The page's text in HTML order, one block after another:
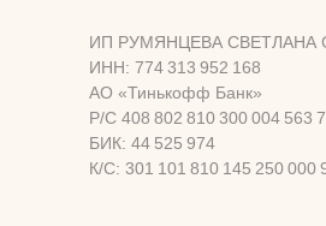
ИП РУМЯНЦЕВА СВЕТЛАНА
ИНН: 774 313 952 168
АО «Тинькофф Банк»
Р/С 408 802 810 300 004 563
БИК: 44 525 974
К/С: 301 101 810 145 250 000